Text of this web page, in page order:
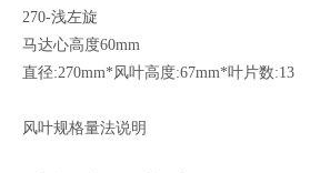
270-浅左旋
马达心高度60mm
直径:270mm*风叶高度:67mm*叶片数:13
风叶规格量法说明